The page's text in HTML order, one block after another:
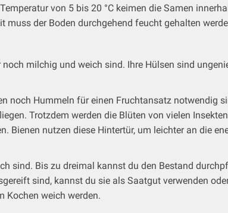
von 5 bis 20 °C keimen die Samen
muss der Boden durchgehend feucht gehalten
milchig und weich sind. Ihre Hülsen sind
noch Hummeln für einen Fruchtansatz notwendig
Trotzdem werden die Blüten von vielen
Bienen nutzen diese Hintertür, um leichter an die
sind. Bis zu dreimal kannst du den Bestand
sind, kannst du sie als Saatgut verwenden
Kochen weich werden.